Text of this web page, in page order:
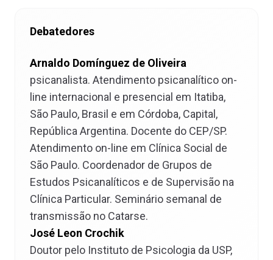
Debatedores
Arnaldo Domínguez de Oliveira
psicanalista. Atendimento psicanalítico on-
line internacional e presencial em Itatiba,
São Paulo, Brasil e em Córdoba, Capital,
República Argentina. Docente do CEP/SP.
Atendimento on-line em Clínica Social de
São Paulo. Coordenador de Grupos de
Estudos Psicanalíticos e de Supervisão na
Clínica Particular. Seminário semanal de
transmissão no Catarse.
José Leon Crochik
Doutor pelo Instituto de Psicologia da USP,